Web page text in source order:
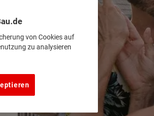
von Cookies auf
zu analysieren